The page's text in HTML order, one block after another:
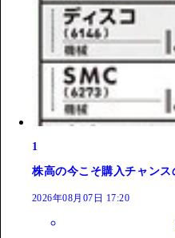
1
株高の今こそ購入チャン
2026年08月07日 17:20